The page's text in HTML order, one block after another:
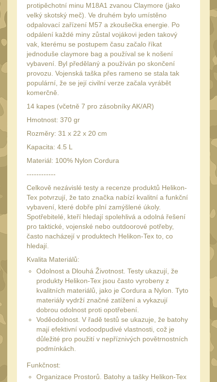
30mm Dovetail 14
34mm31
Montáže pre kolimátory
Ostatní 13
Montáže na hlaveň3
Předpažbí 56
Pre AK 11
Pre M4/AR15
Pažby
Raily, lišty, krytky
Přední rukojeti 50
Zadní rukojeti 20
Dvojnožky39
Dvojnožky na hlaveň2
Dvojnožky pro picatinny
Dvojnožky pro M-LOK9
Dvojnožky pro Keymod
Dvojnožky na otočný
protipěchotní minu M18A1 zvanou Claymore (jako
velký skotský meč). Ve druhém bylo umístěno
odpalovací zařízení M57 a zkoušečka energie. Po
odpálení každé miny zůstal vojákovi jeden takový
vak, kterému se postupem času začalo říkat
jednoduše claymore bag a používal se k nošení
vybavení. Byl předělaný a používán po skončení
provozu. Vojenská taška přes rameno se stala tak
populární, že se její civilní verze začala vyrábět
komerčně.
14 kapes (včetně 7 pro zásobníky AK/AR)
Hmotnost: 370 gr
Rozměry: 31 x 22 x 20 cm
Kapacita: 4.5 L
Materiál: 100% Nylon Cordura
------------
Celkově nezávislé testy a recenze produktů Helikon-
Tex potvrzují, že tato značka nabízí kvalitní a funkční
vybavení, které dobře plní zamýšlené úkoly.
Spotřebitelé, kteří hledají spolehlivá a odolná řešení
pro taktické, vojenské nebo outdoorové potřeby,
často nacházejí v produktech Helikon-Tex to, co
hledají.
Kvalita Materiálů:
Odolnost a Dlouhá Životnost. Testy ukazují, že
produkty Helikon-Tex jsou často vyrobeny z
kvalitních materiálů, jako je Cordura a Nylon. Tyto
materiály vydrží značné zatížení a vykazují
dobrou odolnost proti opotřebení.
Voděodolnost. V řadě testů se ukazuje, že batohy
mají efektivní vodoodpudivé vlastnosti, což je
důležité pro použití v nepříznivých povětrnostních
podmínkách.
Funkčnost:
Organizace Prostorů. Batohy a tašky Helikon-Tex